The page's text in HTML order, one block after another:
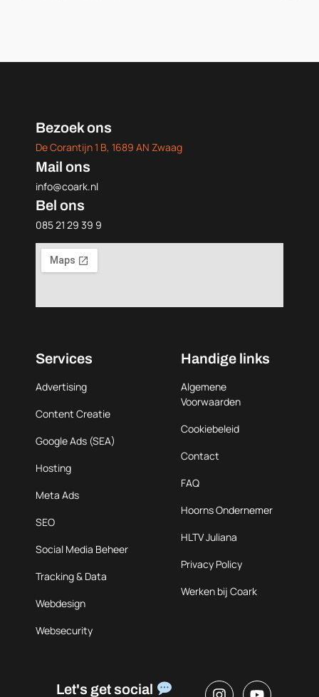
Bezoek ons
De Corantijn 1 B, 1689 AN Zwaag
Mail ons
info@coark.nl
Bel ons
085 21 29 39 9
Services
Advertising
Content Creatie
Google Ads (SEA)
Hosting
Meta Ads
SEO
Social Media Beheer
Tracking & Data
Webdesign
Websecurity
Handige links
Algemene
Voorwaarden
Cookiebeleid
Contact
FAQ
Hoorns Ondernemer
HLTV Juliana
Privacy Policy
Werken bij Coark
Let's get social